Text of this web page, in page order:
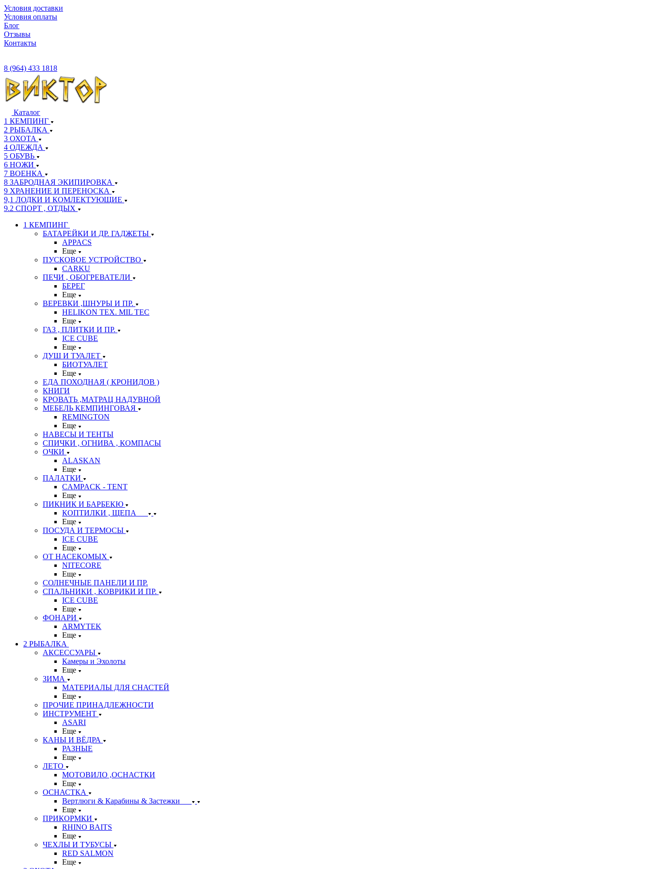
Условия доставки
Условия оплаты
Блог
Отзывы
Контакты
8 (964) 433 1818
Каталог
1 КЕМПИНГ
2 РЫБАЛКА
3 ОХОТА
4 ОДЕЖДА
5 ОБУВЬ
6 НОЖИ
7 ВОЕНКА
8 ЗАБРОДНАЯ ЭКИПИРОВКА
9 ХРАНЕНИЕ И ПЕРЕНОСКА
9,1 ЛОДКИ И КОМЛЕКТУЮЩИЕ
9.2 СПОРТ , ОТДЫХ
1 КЕМПИНГ
БАТАРЕЙКИ И ДР. ГАДЖЕТЫ
APPACS
Еще
ПУСКОВОЕ УСТРОЙСТВО
CARKU
ПЕЧИ , ОБОГРЕВАТЕЛИ
БЕРЕГ
Еще
ВЕРЕВКИ ,ШНУРЫ И ПР.
HELIKON TEX. MIL TEC
Еще
ГАЗ , ПЛИТКИ И ПР.
ICE CUBE
Еще
ДУШ И ТУАЛЕТ
БИОТУАЛЕТ
Еще
ЕДА ПОХОДНАЯ ( КРОНИДОВ )
КНИГИ
КРОВАТЬ ,МАТРАЦ НАДУВНОЙ
МЕБЕЛЬ КЕМПИНГОВАЯ
REMINGTON
Еще
НАВЕСЫ И ТЕНТЫ
СПИЧКИ , ОГНИВА , КОМПАСЫ
ОЧКИ
ALASKAN
Еще
ПАЛАТКИ
CAMPACK - TENT
Еще
ПИКНИК И БАРБЕКЮ
КОПТИЛКИ , ЩЕПА
Еще
ПОСУДА И ТЕРМОСЫ
ICE CUBE
Еще
ОТ НАСЕКОМЫХ
NITECORE
Еще
СОЛНЕЧНЫЕ ПАНЕЛИ И ПР.
СПАЛЬНИКИ , КОВРИКИ И ПР.
ICE CUBE
Еще
ФОНАРИ
ARMYTEK
Еще
2 РЫБАЛКА
АКСЕССУАРЫ
Камеры и Эхолоты
Еще
ЗИМА
МАТЕРИАЛЫ ДЛЯ СНАСТЕЙ
Еще
ПРОЧИЕ ПРИНАДЛЕЖНОСТИ
ИНСТРУМЕНТ
ASARI
Еще
КАНЫ И ВЁДРА
РАЗНЫЕ
Еще
ЛЕТО
МОТОВИЛО ,ОСНАСТКИ
Еще
ОСНАСТКА
Вертлюги & Карабины & Застежки
Еще
ПРИКОРМКИ
RHINO BAITS
Еще
ЧЕХЛЫ И ТУБУСЫ
RED SALMON
Еще